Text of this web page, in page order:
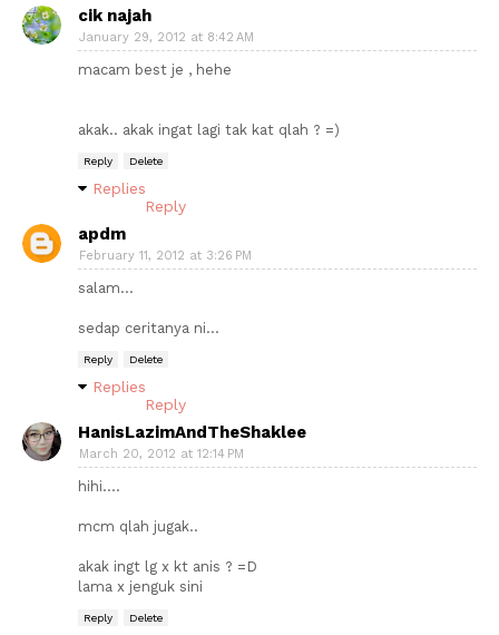
cik najah
January 29, 2012 at 8:42 AM
macam best je , hehe
akak.. akak ingat lagi tak kat qlah ? =)
Reply Delete
Replies
Reply
apdm
February 11, 2012 at 3:26 PM
salam...
sedap ceritanya ni...
Reply Delete
Replies
Reply
HanisLazimAndTheShaklee
March 20, 2012 at 12:14 PM
hihi....
mcm qlah jugak..
akak ingt lg x kt anis ? =D
lama x jenguk sini
Reply Delete